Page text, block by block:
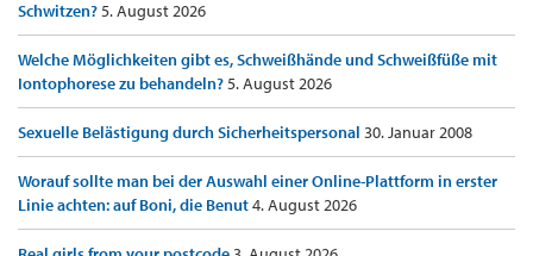
Schwitzen?5. August 2026
Welche Möglichkeiten gibt es, Schweißhände und Schweißfüße mit
Iontophorese zu behandeln?5. August 2026
Sexuelle Belästigung durch Sicherheitspersonal 30. Januar 2008
Worauf sollte man bei der Auswahl einer Online-Plattform in erster
Linie achten: auf Boni, die Benut4. August 2026